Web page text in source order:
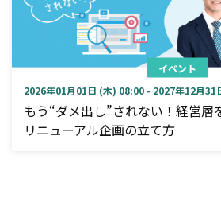
イベント
2026年01月01日 (木) 08:00 - 2027年12月31
もう“ダメ出し”されない！経営層
リニューアル企画の立て方